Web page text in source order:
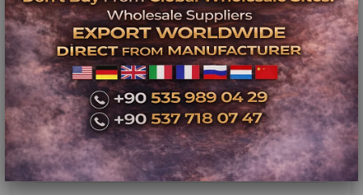
✔️ Centres commerciaux
✔️ Cafés et lieux sociaux
✔️ Salles de sport
✔️ Salles de jeux
✔️ Entreprises touristiques
💥 Là où il y a du public, il y a du profit